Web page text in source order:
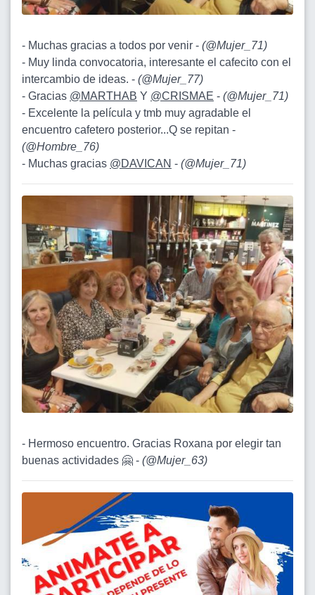
- Muchas gracias a todos por venir - (@Mujer_71)
- Muy linda convocatoria, interesante el cafecito con el
intercambio de ideas. - (@Mujer_77)
- Gracias @MARTHAB Y @CRISMAE - (@Mujer_71)
- Excelente la película y tmb muy agradable el
encuentro cafetero posterior...Q se repitan -
(@Hombre_76)
- Muchas gracias @DAVICAN - (@Mujer_71)
- Hermoso encuentro. Gracias Roxana por elegir tan
buenas actividades 🤗 - (@Mujer_63)